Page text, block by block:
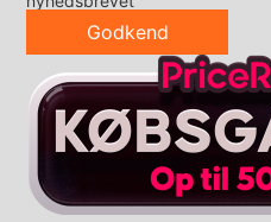
Godkend